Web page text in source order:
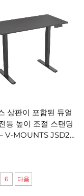
상판이 포함된 듀얼
동 높이 조절 스탠딩
V-MOUNTS JSD2-
6 다음